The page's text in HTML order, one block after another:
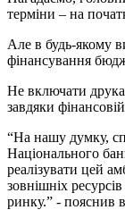
терміни – на
Але в будь-якому
фінансування
Не включати
завдяки
“На нашу думку,
Національного
реалізувати цей
зовнішніх
ринку.” - пояснив